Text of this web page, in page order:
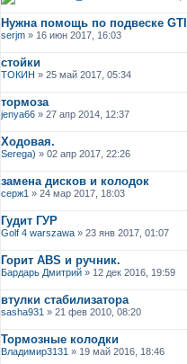
Нужна помощь по подвеске GTI
serjm » 16 июн 2017, 16:03
стойки
ТОКИН » 25 май 2017, 05:34
тормоза
jenya66 » 27 апр 2014, 12:37
Ходовая.
Serega) » 02 апр 2017, 22:26
замена дисков и колодок
серж1 » 24 мар 2017, 18:03
Гудит ГУР
Golf 4 warszawa » 23 янв 2017, 01:07
Горит ABS и ручник.
Бардарь Дмитрий » 12 дек 2016, 19:59
втулки стабилизатора
sasha931 » 21 фев 2010, 08:20
Тормозные колодки
Владимир3131 » 19 май 2016, 18:46